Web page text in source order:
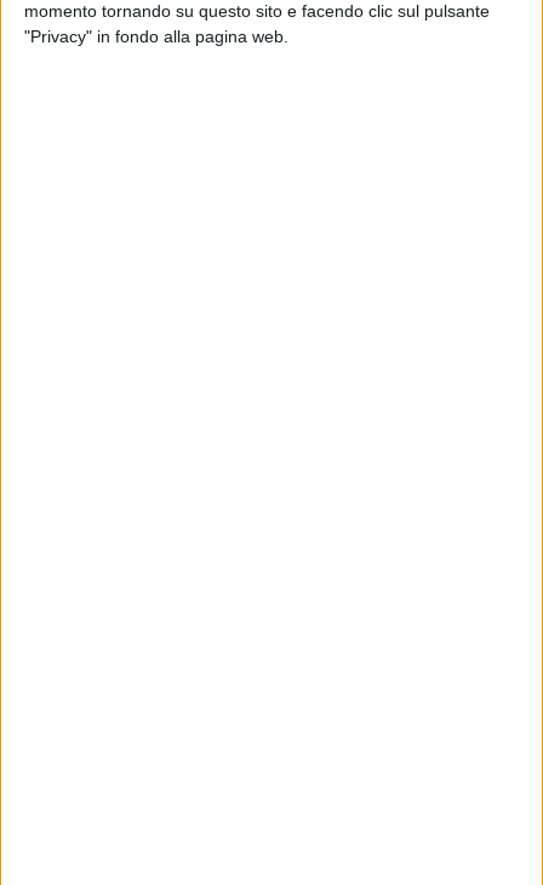
momento tornando su questo sito e facendo clic sul pulsante
"Privacy" in fondo alla pagina web.
29enne del luogo con l'accusa di detenzione ai fini di
spaccio di sostanze stupefacenti. Il giovane arrestato è il